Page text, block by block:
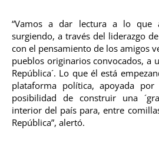
“Vamos a dar lectura a lo que
surgiendo, a través del liderazgo
con el pensamiento de los amigos
pueblos originarios convocados, a
República´. Lo que él está
plataforma política, apoyada
posibilidad de construir una
interior del país para, entre
República”, alertó.